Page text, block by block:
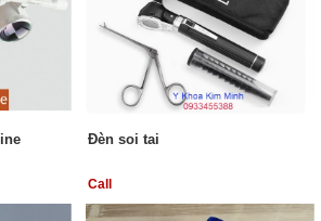
Đèn soi tai
Call